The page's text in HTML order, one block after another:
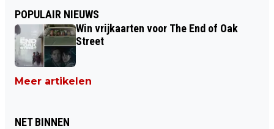
POPULAIR NIEUWS
Win vrijkaarten voor The End of Oak
Street
Meer artikelen
NET BINNEN